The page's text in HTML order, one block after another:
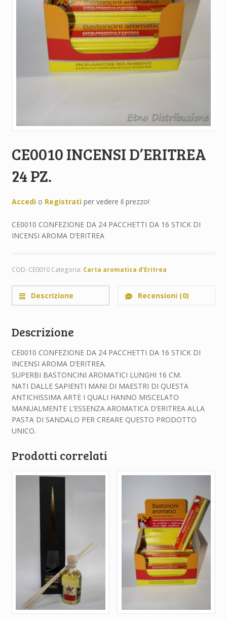
CE0010 INCENSI D’ERITREA
24 PZ.
Accedio Registratiper vedere il prezzo!
CE0010 CONFEZIONE DA 24 PACCHETTI DA 16 STICK DI
INCENSI AROMA D’ERITREA
COD: CE0010 Categoria: Carta aromatica d'Eritrea
Descrizione Recensioni (0)
Descrizione
CE0010 CONFEZIONE DA 24 PACCHETTI DA 16 STICK DI
INCENSI AROMA D’ERITREA.
SUPERBI BASTONCINI AROMATICI LUNGHI 16 CM.
NATI DALLE SAPIENTI MANI DI MAESTRI DI QUESTA
ANTICHISSIMA ARTE I QUALI HANNO MISCELATO
MANUALMENTE L’ESSENZA AROMATICA D’ERITREA ALLA
PASTA DI SANDALO PER CREARE QUESTO PRODOTTO
UNICO.
Prodotti correlati